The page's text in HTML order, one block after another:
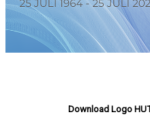
Download Logo